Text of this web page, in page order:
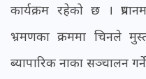
कार्यक्रम रहेको छ ।
भ्रमणका क्रममा चिनले
ब्यापारिक नाका सञ्चालन